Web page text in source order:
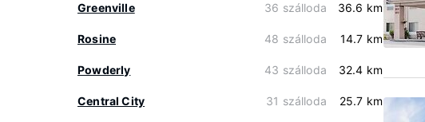
Greenville 36 szálloda 36.6 km
Rosine 48 szálloda 14.7 km
Powderly 43 szálloda 32.4 km
Central City 31 szálloda 25.7 km